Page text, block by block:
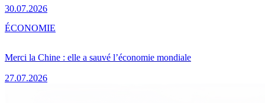
30.07.2026
Merci la Chine : elle a sauvé l’économie mondiale
27.07.2026
ÉCONOMIE